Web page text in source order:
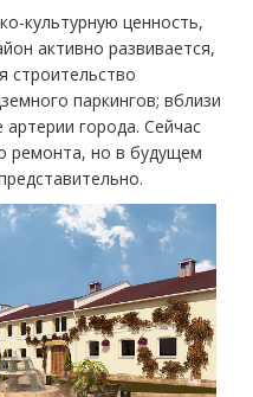
культурную ценность,
активно развивается,
строительство
паркингов; вблизи
города. Сейчас
ремонта, но в будущем